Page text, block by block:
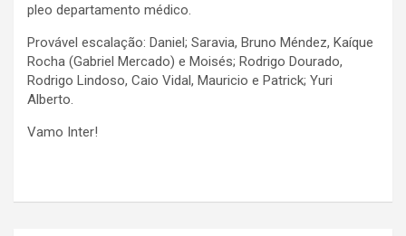
pleo departamento médico.
Provável escalação: Daniel; Saravia, Bruno Méndez, Kaíque
Rocha (Gabriel Mercado) e Moisés; Rodrigo Dourado,
Rodrigo Lindoso, Caio Vidal, Mauricio e Patrick; Yuri
Alberto.
Vamo Inter!